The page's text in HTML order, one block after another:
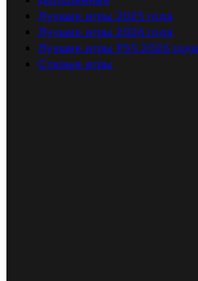
Лучшие игры 2025 года
Лучшие игры 2026 года
Лучшие игры PS5 2026 года
Старые игры